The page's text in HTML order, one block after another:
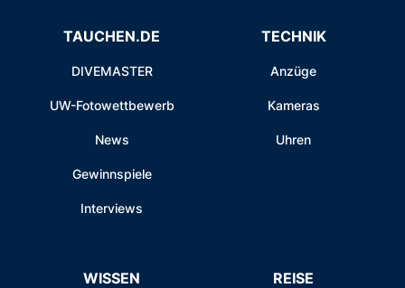
TAUCHEN.DE
DIVEMASTER
UW-Fotowettbewerb
News
Gewinnspiele
Interviews
TECHNIK
Anzüge
Kameras
Uhren
WISSEN REISE